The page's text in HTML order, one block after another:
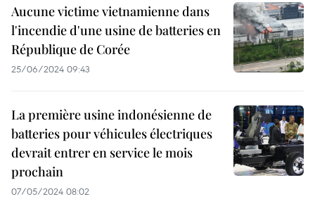
Aucune victime vietnamienne dans
l'incendie d'une usine de batteries en
République de Corée
25/06/2024 09:43
La première usine indonésienne de
batteries pour véhicules électriques
devrait entrer en service le mois
prochain
07/05/2024 08:02